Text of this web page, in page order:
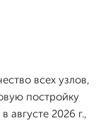
всех узлов,
постройку
августе 2026 г.,